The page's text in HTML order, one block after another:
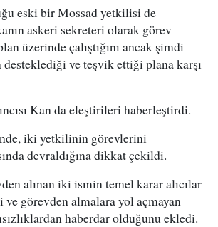
eski bir Mossad yetkilisi de
askeri sekreteri olarak görev
üzerinde çalıştığını ancak şimdi
ve teşvik ettiği plana karşı
Kan da eleştirileri haberleştirdi.
iki yetkilinin görevlerini
devraldığına dikkat çekildi.
alınan iki ismin temel karar alıcılar
ve görevden almalara yol açmayan
haberdar olduğunu ekledi.